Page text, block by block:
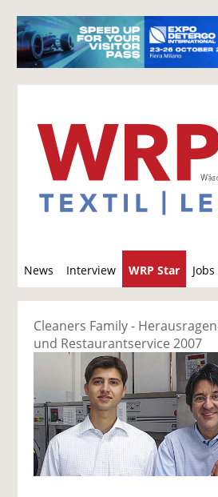
News Interview WRP Star
Cleaners Family -
und Restaurantservice 2007